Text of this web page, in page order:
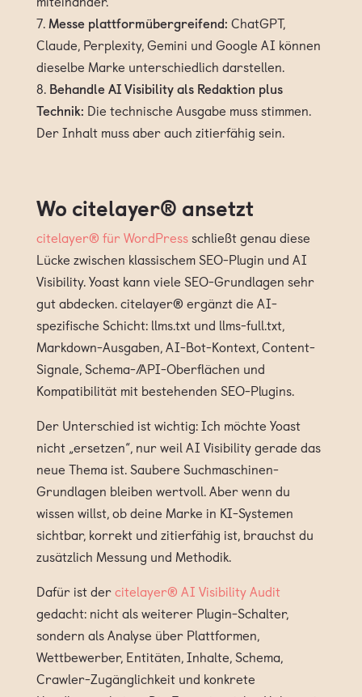
Messe plattformübergreifend: ChatGPT,
Claude, Perplexity, Gemini und Google AI können
dieselbe Marke unterschiedlich darstellen.
Behandle AI Visibility als Redaktion plus
Technik: Die technische Ausgabe muss stimmen.
Der Inhalt muss aber auch zitierfähig sein.
Wo citelayer® ansetzt
citelayer® für WordPressschließt genau diese
Lücke zwischen klassischem SEO-Plugin und AI
Visibility. Yoast kann viele SEO-Grundlagen sehr
gut abdecken. citelayer® ergänzt die AI-
spezifische Schicht: llms.txt und llms-full.txt,
Markdown-Ausgaben, AI-Bot-Kontext, Content-
Signale, Schema-/API-Oberflächen und
Kompatibilität mit bestehenden SEO-Plugins.
Der Unterschied ist wichtig: Ich möchte Yoast
nicht „ersetzen“, nur weil AI Visibility gerade das
neue Thema ist. Saubere Suchmaschinen-
Grundlagen bleiben wertvoll. Aber wenn du
wissen willst, ob deine Marke in KI-Systemen
sichtbar, korrekt und zitierfähig ist, brauchst du
zusätzlich Messung und Methodik.
Dafür ist dercitelayer® AI Visibility Audit
gedacht: nicht als weiterer Plugin-Schalter,
sondern als Analyse über Plattformen,
Wettbewerber, Entitäten, Inhalte, Schema,
Crawler-Zugänglichkeit und konkrete